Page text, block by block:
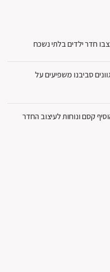
חדר ילדים בלתי נשכח
סביבנו משפיעים על
קסם ונוחות לעיצוב החדר